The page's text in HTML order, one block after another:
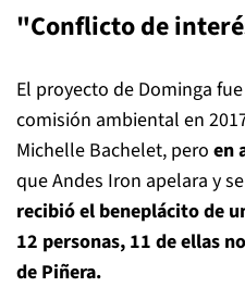
"Conflicto de
El proyecto de Dominga
comisión ambiental en
Michelle Bachelet, pero en
que Andes Iron apelara y
recibió el beneplácito de
12 personas, 11 de ellas
de Piñera.